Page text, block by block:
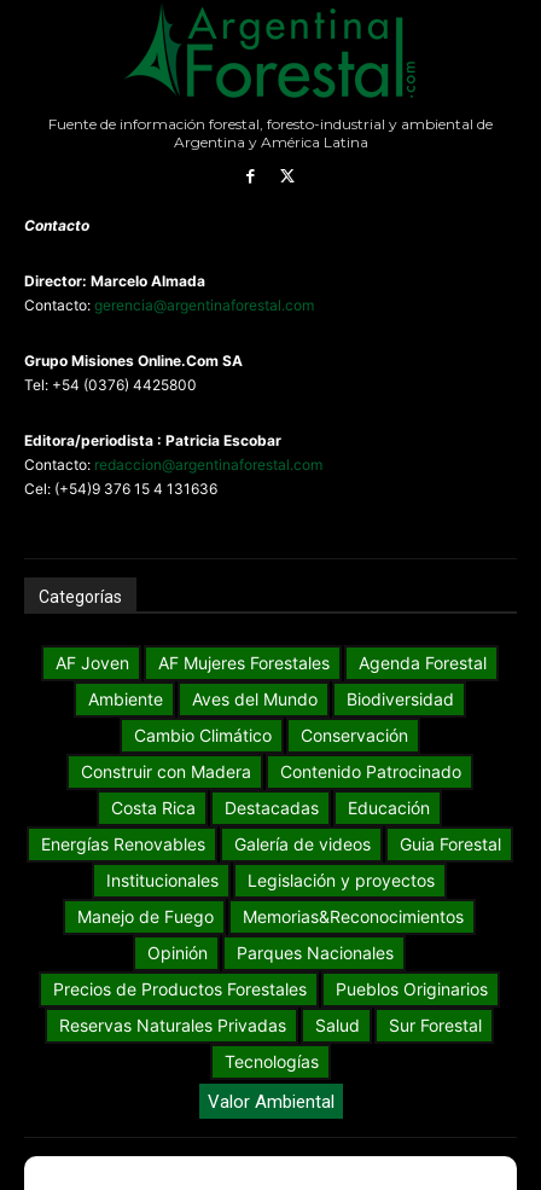
Fuente de información forestal, foresto-industrial y ambiental de
Argentina y América Latina
Contacto
Director: Marcelo Almada
Contacto: gerencia@argentinaforestal.com
Grupo Misiones Online.Com SA
Tel: +54 (0376) 4425800
Editora/periodista : Patricia Escobar
Contacto: redaccion@argentinaforestal.com
Cel: (+54)9 376 15 4 131636
Categorías
AF Joven AF Mujeres Forestales
Agenda Forestal
Ambiente
Aves del Mundo
Biodiversidad
Cambio Climático
Conservación
Construir con Madera
Contenido Patrocinado
Costa Rica
Destacadas
Educación
Energías Renovables
Galería de videos
Guia Forestal
Institucionales
Legislación y proyectos
Manejo de Fuego
Memorias&Reconocimientos
Opinión
Parques Nacionales
Precios de Productos Forestales
Pueblos Originarios
Reservas Naturales Privadas
Salud
Sur Forestal
Tecnologías
Valor Ambiental